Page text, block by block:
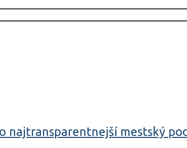
najtransparentnejší mestský